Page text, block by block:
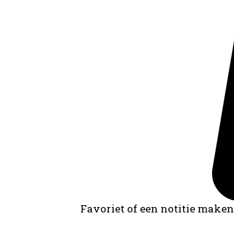
Favoriet of een notitie maken